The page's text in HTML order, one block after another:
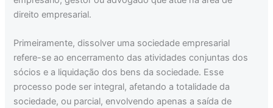
direito empresarial.
Primeiramente, dissolver uma sociedade empresarial
refere-se ao encerramento das atividades conjuntas dos
sócios e a liquidação dos bens da sociedade. Esse
processo pode ser integral, afetando a totalidade da
sociedade, ou parcial, envolvendo apenas a saída de